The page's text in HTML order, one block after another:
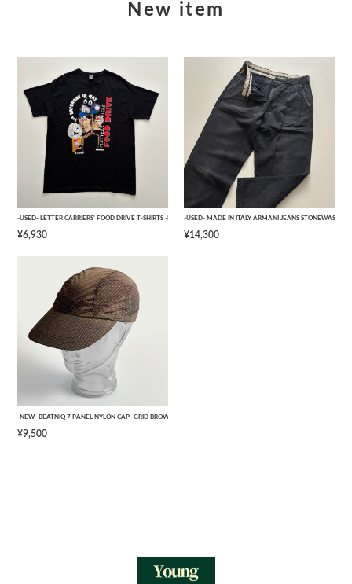
New item
-USED- LETTER CARRIERS' FOOD DRIVE T-SHIRTS -BLACK- [L]
¥6,930
-USED- MADE IN ITALY ARMANI JEANS
¥14,300
-NEW- BEATNIQ 7 PANEL NYLON CAP -GRID BROWN CAMOUFLAGE- [ONE SIZE]
¥9,500